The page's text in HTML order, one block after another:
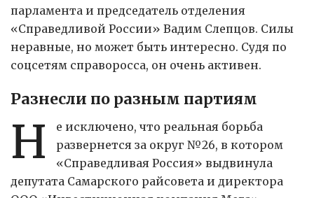
парламента и председатель отделения
«Справедливой России» Вадим Слепцов. Силы
неравные, но может быть интересно. Судя по
соцсетям справоросса, он очень активен.
Разнесли по разным партиям
Н
е исключено, что реальная борьба
развернется за округ №26, в котором
«Справедливая Россия» выдвинула
депутата Самарского райсовета и директора